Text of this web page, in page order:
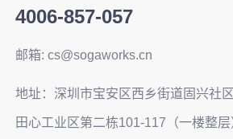
4006-857-057
邮箱: cs@sogaworks.cn
地址：深圳市宝安区西乡街道固兴社区
田心工业区第二栋101-117（一楼整层